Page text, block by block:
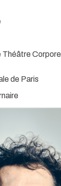
:
Corporel
de Paris